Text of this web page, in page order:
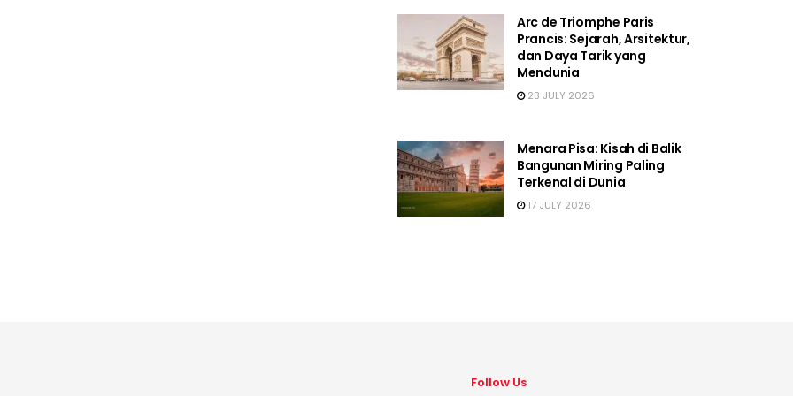
Arc de Triomphe Paris
Prancis: Sejarah, Arsitektur,
dan Daya Tarik yang
Mendunia
23 JULY 2026
Menara Pisa: Kisah di Balik
Bangunan Miring Paling
Terkenal di Dunia
17 JULY 2026
Follow Us